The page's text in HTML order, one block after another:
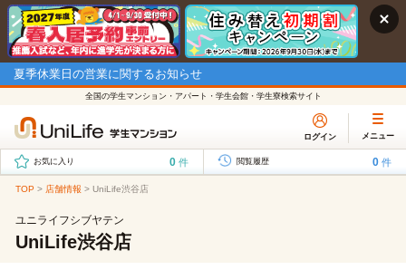
夏季休業日の営業に関するお知らせ
全国の学生マンション・アパート・学生会館・学生寮検索サイト
ログイン メニュー
お気に入り 0 件 閲覧履歴 0 件
TOP > 店舗情報 > UniLife渋谷店
ユニライフシブヤテン
UniLife渋谷店